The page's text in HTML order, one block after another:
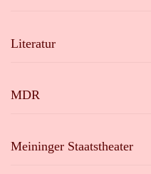
Literatur
MDR
Meininger Staatstheater